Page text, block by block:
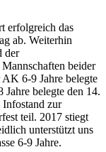
erfolgreich das
ab. Weiterhin
der
beider
6-9 Jahre belegte
belegte den 14.
zur
teil. 2017 stiegt
unterstützt uns
6-9 Jahre.